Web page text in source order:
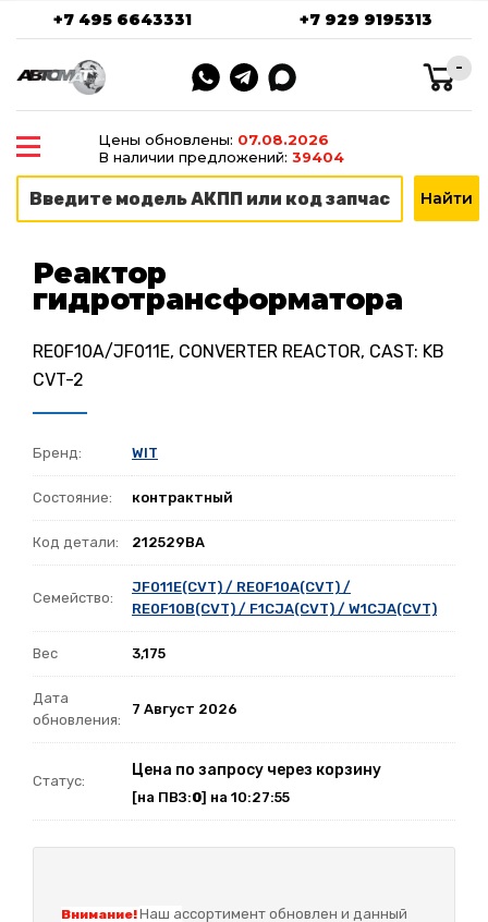
+7 495 6643331 +7 929 9195313
-
Цены обновлены: 07.08.2026
В наличии предложений: 39404
Реактор
гидротрансформатора
RE0F10A/JF011E, CONVERTER REACTOR, CAST: KB
CVT-2
Бренд: WIT
Состояние: контрактный
Код детали: 212529BA
Семейство:
JF011E(CVT) / RE0F10A(CVT) /
RE0F10B(CVT) / F1CJA(CVT) / W1CJA(CVT)
Вес 3,175
Дата
обновления:
7 Август 2026
Статус:
Цена по запросу через корзину
[на ПВЗ:0] на 10:27:55
Внимание!Наш ассортимент обновлен и данный